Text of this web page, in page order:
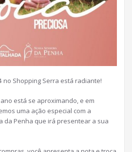
no Shopping Serra está radiante!
está se aproximando, e em
uma ação especial com a
da Penha que irá presentear a sua